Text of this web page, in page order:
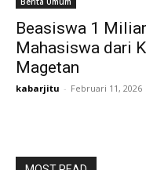
Beasiswa 1
Mahasiswa dari
Magetan
kabarjitu - Februari 11, 2026